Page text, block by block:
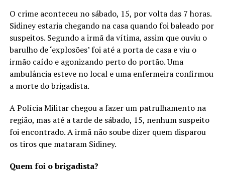
O crime aconteceu no sábado, 15, por volta das 7 horas.
Sidiney estaria chegando na casa quando foi baleado por
suspeitos. Segundo a irmã da vítima, assim que ouviu o
barulho de ‘explosões’ foi até a porta de casa e viu o
irmão caído e agonizando perto do portão. Uma
ambulância esteve no local e uma enfermeira confirmou
a morte do brigadista.
A Polícia Militar chegou a fazer um patrulhamento na
região, mas até a tarde de sábado, 15, nenhum suspeito
foi encontrado. A irmã não soube dizer quem disparou
os tiros que mataram Sidiney.
Quem foi o brigadista?